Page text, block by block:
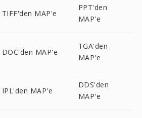
TIFF'den MAP'e
PPT'den
MAP'e
DOC'den MAP'e
TGA'den
MAP'e
IPL'den MAP'e
DDS'den
MAP'e